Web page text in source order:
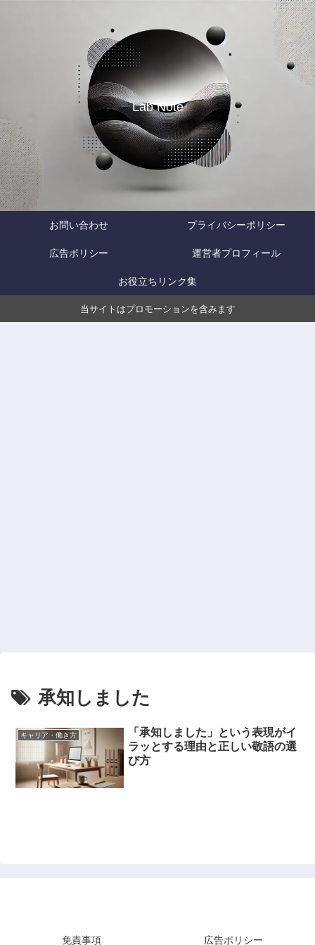
Lab Note
お問い合わせ プライバシーポリシー
広告ポリシー 運営者プロフィール
お役立ちリンク集
当サイトはプロモーションを含みます
承知しました
キャリア・働き方
「承知しました」という表現がイ
ラッとする理由と正しい敬語の選
び方
免責事項 広告ポリシー